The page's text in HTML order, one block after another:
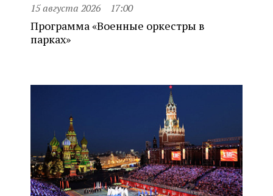
15 августа 2026 17:00
Программа «Военные оркестры в
парках»